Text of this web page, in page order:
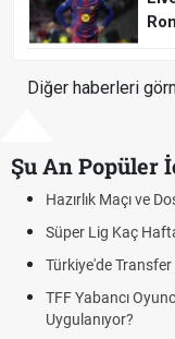
Diğer haberleri
Şu An Popüler
Puan Durumunda
Skor Ne Demek?
Futbol Nasıl
Deplasman Golü
Uygulanıyor?